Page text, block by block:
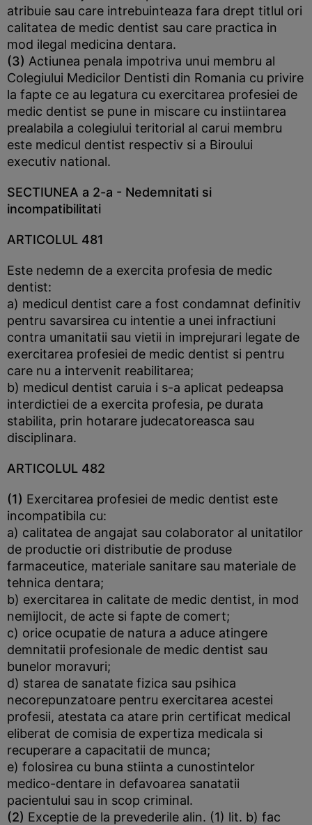
atribuie sau care intrebuinteaza fara drept titlul ori
calitatea de medic dentist sau care practica in
mod ilegal medicina dentara.
(3) Actiunea penala impotriva unui membru al
Colegiului Medicilor Dentisti din Romania cu privire
la fapte ce au legatura cu exercitarea profesiei de
medic dentist se pune in miscare cu instiintarea
prealabila a colegiului teritorial al carui membru
este medicul dentist respectiv si a Biroului
executiv national.
SECTIUNEA a 2-a - Nedemnitati si
incompatibilitati
ARTICOLUL 481
Este nedemn de a exercita profesia de medic
dentist:
a) medicul dentist care a fost condamnat definitiv
pentru savarsirea cu intentie a unei infractiuni
contra umanitatii sau vietii in imprejurari legate de
exercitarea profesiei de medic dentist si pentru
care nu a intervenit reabilitarea;
b) medicul dentist caruia i s-a aplicat pedeapsa
interdictiei de a exercita profesia, pe durata
stabilita, prin hotarare judecatoreasca sau
disciplinara.
ARTICOLUL 482
(1) Exercitarea profesiei de medic dentist este
incompatibila cu:
a) calitatea de angajat sau colaborator al unitatilor
de productie ori distributie de produse
farmaceutice, materiale sanitare sau materiale de
tehnica dentara;
b) exercitarea in calitate de medic dentist, in mod
nemijlocit, de acte si fapte de comert;
c) orice ocupatie de natura a aduce atingere
demnitatii profesionale de medic dentist sau
bunelor moravuri;
d) starea de sanatate fizica sau psihica
necorepunzatoare pentru exercitarea acestei
profesii, atestata ca atare prin certificat medical
eliberat de comisia de expertiza medicala si
recuperare a capacitatii de munca;
e) folosirea cu buna stiinta a cunostintelor
medico-dentare in defavoarea sanatatii
pacientului sau in scop criminal.
(2) Exceptie de la prevederile alin. (1) lit. b) fac